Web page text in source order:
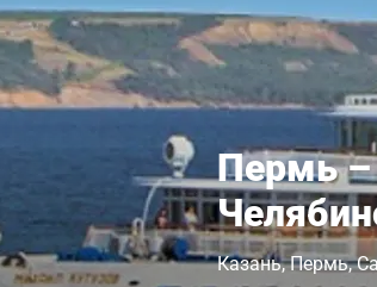
Пермь –
Казань Пермь